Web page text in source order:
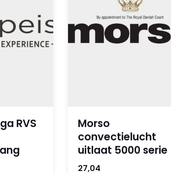
RVS
Morso
convectielucht
uitlaat 5000 serie
27,04